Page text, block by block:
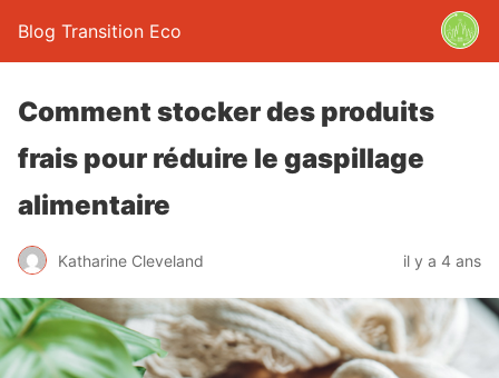
Blog Transition Eco
Comment stocker des produits
frais pour réduire le gaspillage
alimentaire
Katharine Cleveland il y a 4 ans